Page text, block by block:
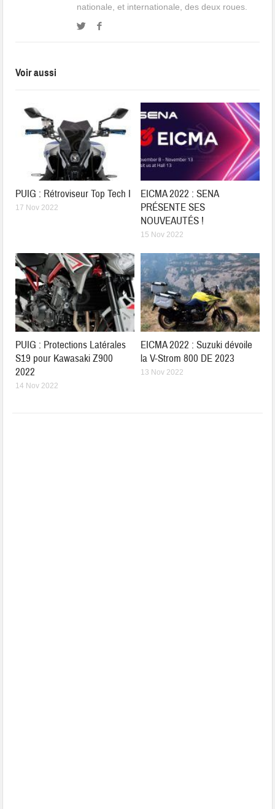
nationale, et internationale, des deux roues.
Voir aussi
PUIG : Rétroviseur Top Tech I
17 Nov 2022
EICMA 2022 : SENA
PRÉSENTE SES
NOUVEAUTÉS !
15 Nov 2022
PUIG : Protections Latérales
S19 pour Kawasaki Z900
2022
14 Nov 2022
EICMA 2022 : Suzuki dévoile
la V-Strom 800 DE 2023
13 Nov 2022